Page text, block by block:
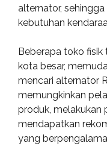
alternator,
kebutuhan
Beberapa toko
kota besar,
mencari alternator
memungkinkan
produk, melakukan
mendapatkan
yang